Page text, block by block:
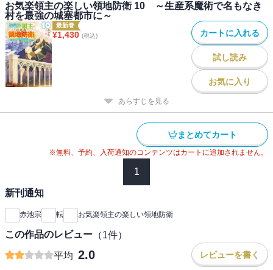
お気楽領主の楽しい領地防衛 10 ～生産系魔術で名もなき
村を最強の城塞都市に～
最新巻
¥1,430 (税込) カートに入れる
試し読み
お気に入り
あらすじを見る
まとめてカート
※無料、予約、入荷通知のコンテンツはカートに追加されません。
1
新刊通知
赤池宗 転 お気楽領主の楽しい領地防衛
この作品のレビュー （1件）
平均 2.0 レビューを書く